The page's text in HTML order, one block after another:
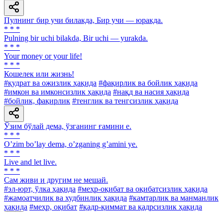
Пулнинг бир учи билакда, Бир учи — юракда.
* * *
Pulning bir uchi bilakda, Bir uchi — yurakda.
* * *
Your money or your life!
* * *
Кошелек или жизнь!
#қудрат ва ожизлик ҳақида #фақирлик ва бойлик ҳақида
#имкон ва имконсизлик ҳақида #нақд ва насия ҳақида
#бойлик, фақирлик #тенглик ва тенгсизлик ҳақида
Ўзим бўлай дема, ўзганинг ғамини е.
* * *
Oʼzim boʼlay dema, oʼzganing gʼamini ye.
* * *
Live and let live.
* * *
Сам живи и другим не мешай.
#эл-юрт, ўлка ҳақида #меҳр-оқибат ва оқибатсизлик ҳақида
#жамоатчилик ва худбинлик ҳақида #камтарлик ва манманлик
ҳақида #меҳр, оқибат #қадр-қиммат ва қадрсизлик ҳақида